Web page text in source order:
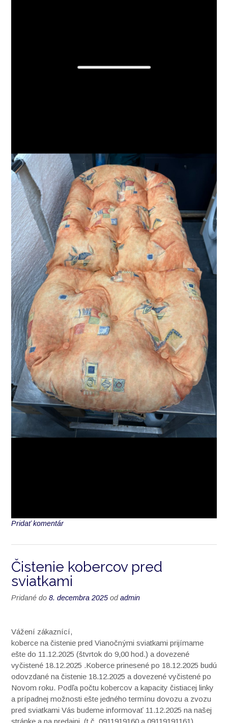
Pridať komentár
Čistenie kobercov pred
sviatkami
Pridané do 8. decembra 2025 odadmin
Vážení zákaznící,
koberce na čistenie pred Vianočnými sviatkami prijímame
ešte do 11.12.2025 (štvrtok do 9,00 hod.) a dovezené
vyčistené 18.12.2025 .Koberce prinesené po 18.12.2025 budú
odovzdané na čistenie 18.12.2025 a dovezené vyčistené po
Novom roku. Podľa počtu kobercov a kapacity čistiacej linky
a prípadnej možnosti ešte jedného termínu dovozu a zvozu
pred sviatkami Vás budeme informovať 11.12.2025 na našej
stránke a na predajni. (t.č. 0911919160 a 09119191161)